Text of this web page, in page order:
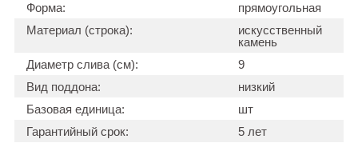
Форма:
прямоугольная
Материал (строка):
искусственный
камень
Диаметр слива (см):
9
Вид поддона:
низкий
Базовая единица:
шт
Гарантийный срок:
5 лет